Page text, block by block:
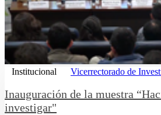
Institucional Vicerrectorado de
Inauguración de la muestra
investigar"